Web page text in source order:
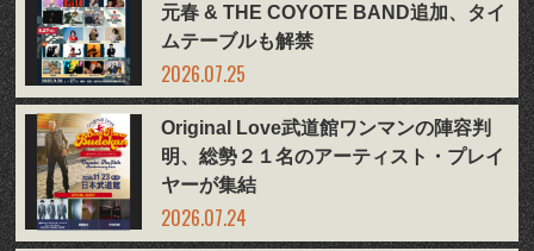
元春 & THE COYOTE BAND追加、タイ
ムテーブルも解禁
2026.07.25
Original Love武道館ワンマンの陣容判
明、総勢２１名のアーティスト・プレイ
ヤーが集結
2026.07.24